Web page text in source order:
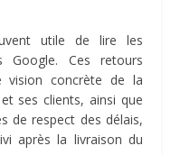
utile de lire les
Ces retours
vision concrète de la
ses clients, ainsi que
de respect des délais,
après la livraison du